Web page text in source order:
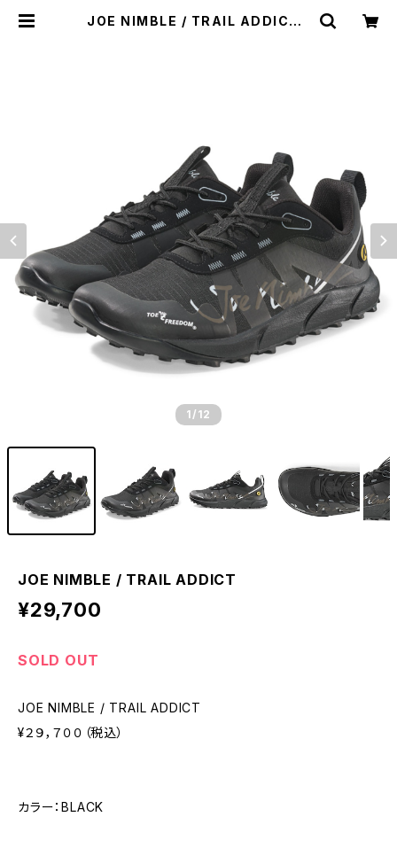
JOE NIMBLE / TRAIL ADDICT |
1 /12
JOE NIMBLE / TRAIL ADDICT
¥29,700
SOLD OUT
JOE NIMBLE / TRAIL ADDICT
¥２９，７００（税込）
カラー：BLACK